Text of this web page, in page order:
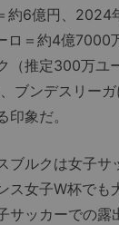
約6億円、2024
ロ＝約4億7000
（推定300万ユ
ブンデスリー
象だ。
ルクは女子サ
ス女子W杯でも
サッカーでの露